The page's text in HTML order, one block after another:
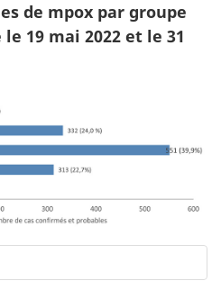
de mpox par groupe
19 mai 2022 et le 31